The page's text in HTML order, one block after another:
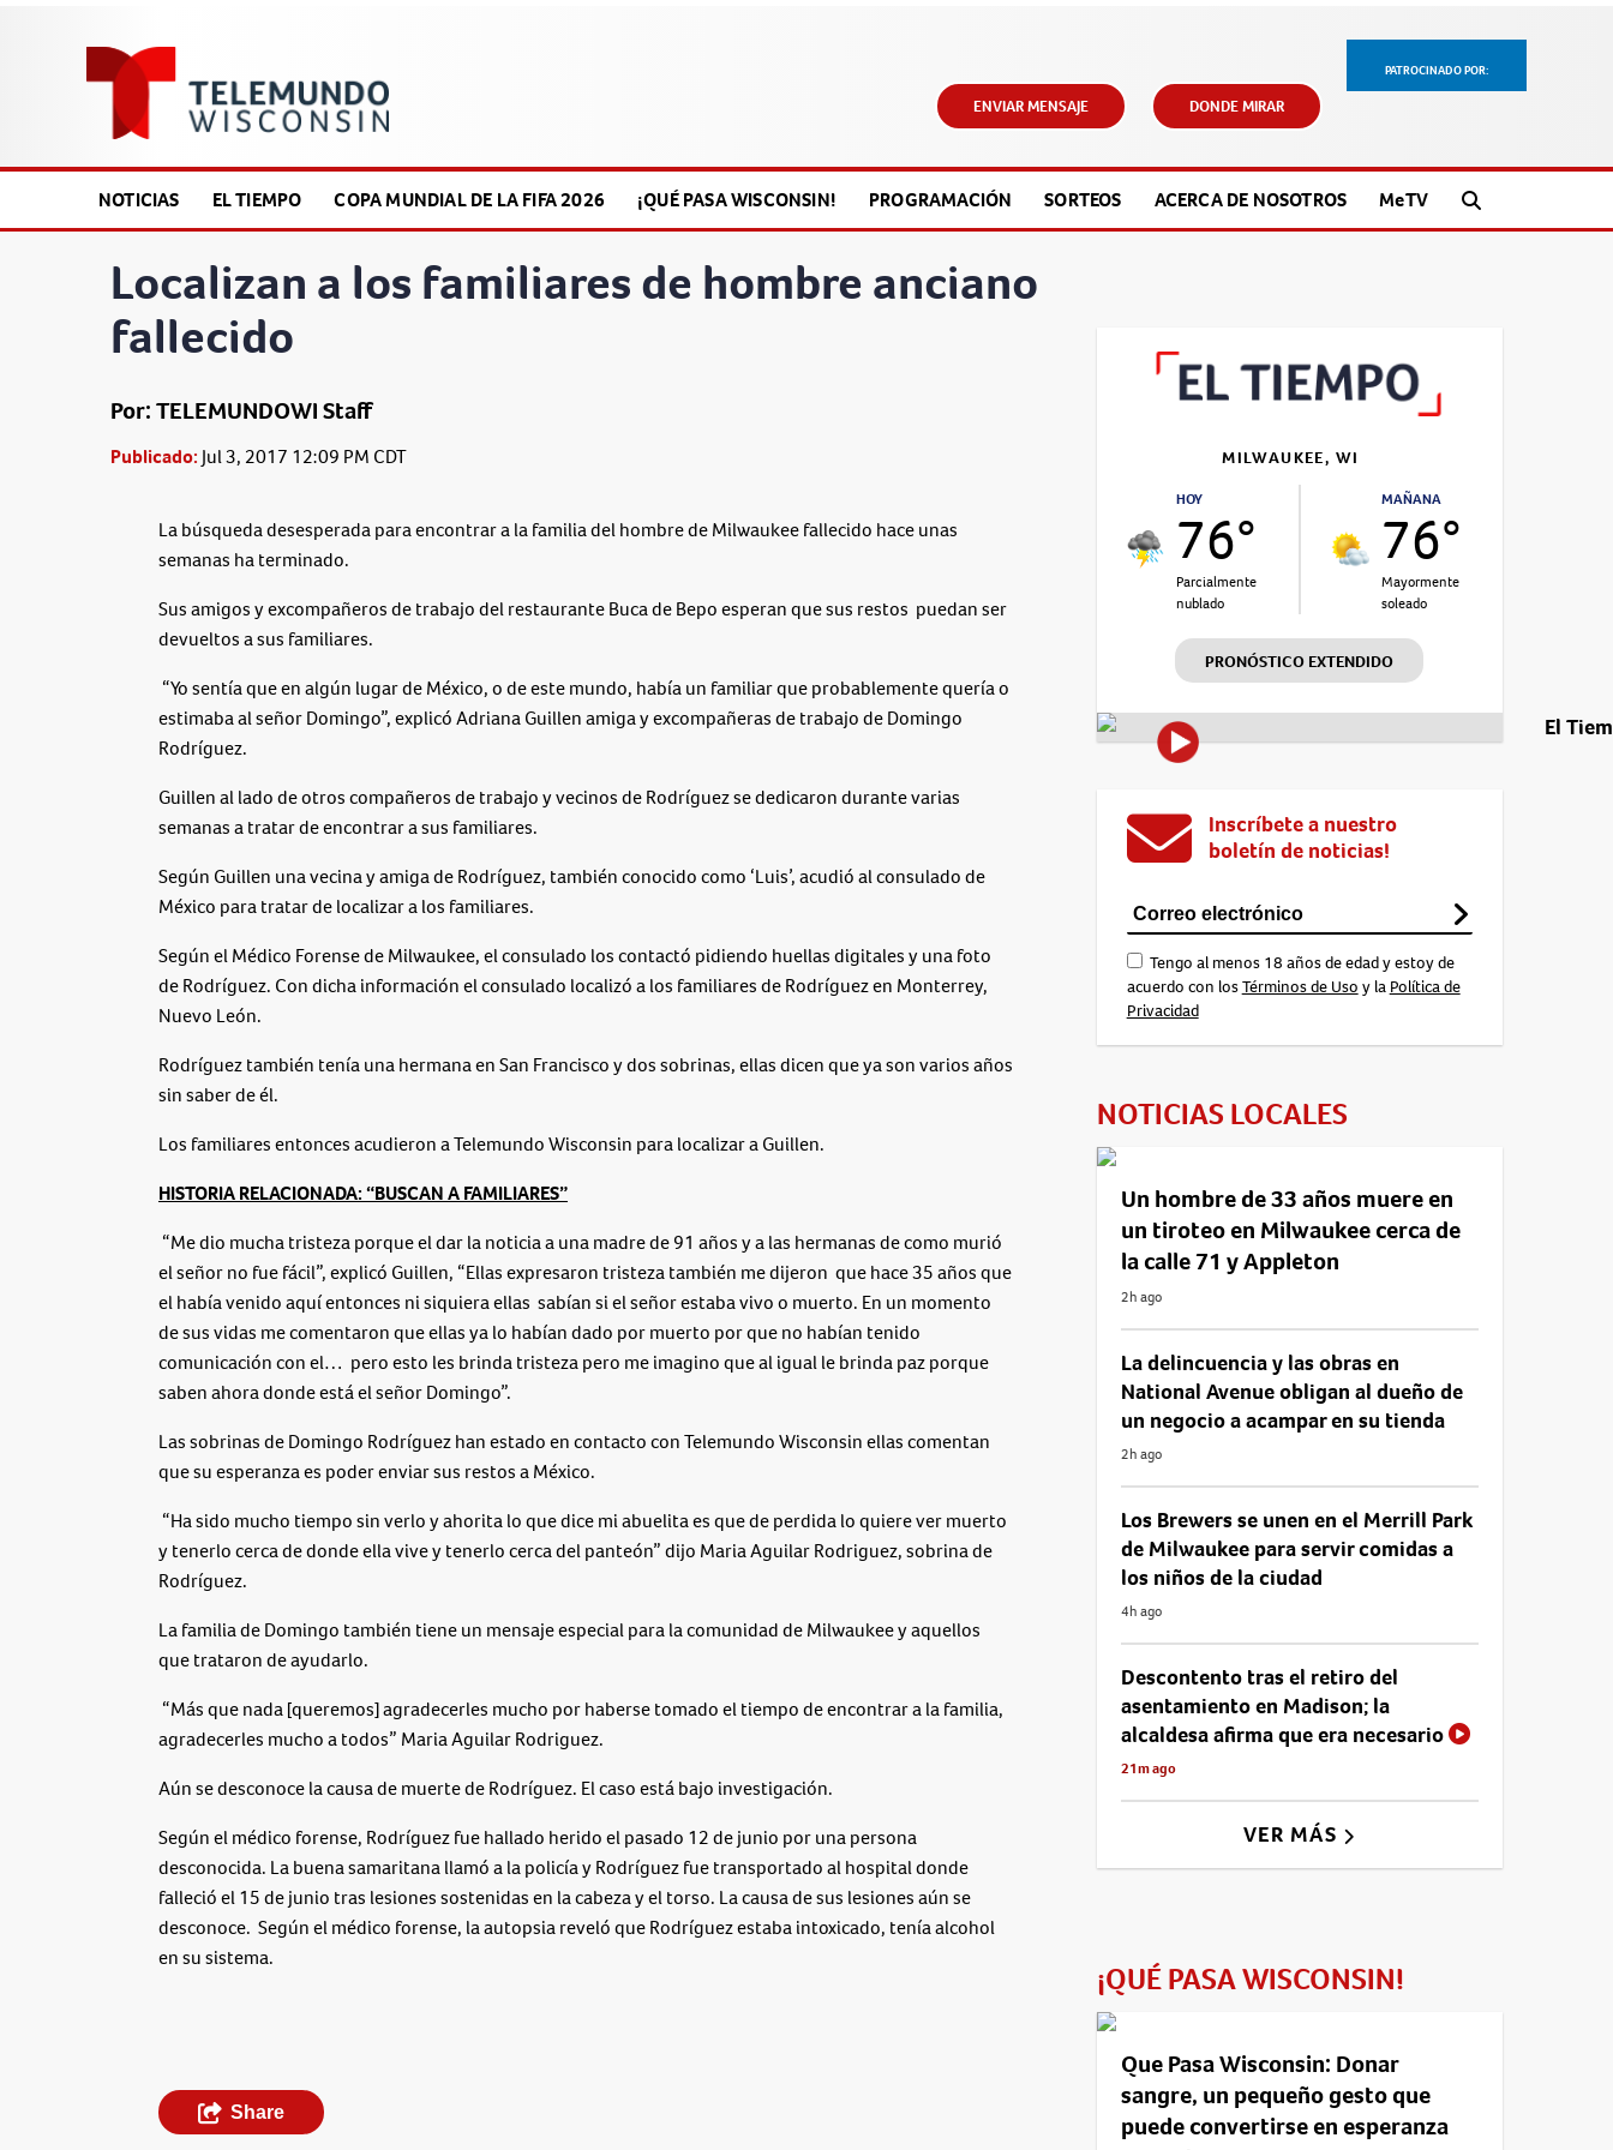
PATROCINADO POR:
ENVIAR MENSAJE DONDE MIRAR
NOTICIAS EL TIEMPO COPA MUNDIAL DE LA FIFA 2026 ¡QUÉ PASA WISCONSIN! PROGRAMACIÓN SORTEOS ACERCA DE NOSOTROS MeTV
Localizan a los familiares de hombre anciano
fallecido
Por: TELEMUNDOWI Staff
Publicado: Jul 3, 2017 12:09 PM CDT
La búsqueda desesperada para encontrar a la familia del hombre de Milwaukee fallecido hace unas
semanas ha terminado.
Sus amigos y excompañeros de trabajo del restaurante Buca de Bepo esperan que sus restos puedan ser
devueltos a sus familiares.
“Yo sentía que en algún lugar de México, o de este mundo, había un familiar que probablemente quería o
estimaba al señor Domingo”, explicó Adriana Guillen amiga y excompañeras de trabajo de Domingo
Rodríguez.
Guillen al lado de otros compañeros de trabajo y vecinos de Rodríguez se dedicaron durante varias
semanas a tratar de encontrar a sus familiares.
Según Guillen una vecina y amiga de Rodríguez, también conocido como ‘Luis’, acudió al consulado de
México para tratar de localizar a los familiares.
Según el Médico Forense de Milwaukee, el consulado los contactó pidiendo huellas digitales y una foto
de Rodríguez. Con dicha información el consulado localizó a los familiares de Rodríguez en Monterrey,
Nuevo León.
Rodríguez también tenía una hermana en San Francisco y dos sobrinas, ellas dicen que ya son varios años
sin saber de él.
Los familiares entonces acudieron a Telemundo Wisconsin para localizar a Guillen.
HISTORIA RELACIONADA: “BUSCAN A FAMILIARES”
“Me dio mucha tristeza porque el dar la noticia a una madre de 91 años y a las hermanas de como murió
el señor no fue fácil”, explicó Guillen, “Ellas expresaron tristeza también me dijeron que hace 35 años que
el había venido aquí entonces ni siquiera ellas sabían si el señor estaba vivo o muerto. En un momento
de sus vidas me comentaron que ellas ya lo habían dado por muerto por que no habían tenido
comunicación con el… pero esto les brinda tristeza pero me imagino que al igual le brinda paz porque
saben ahora donde está el señor Domingo”.
Las sobrinas de Domingo Rodríguez han estado en contacto con Telemundo Wisconsin ellas comentan
que su esperanza es poder enviar sus restos a México.
“Ha sido mucho tiempo sin verlo y ahorita lo que dice mi abuelita es que de perdida lo quiere ver muerto
y tenerlo cerca de donde ella vive y tenerlo cerca del panteón” dijo Maria Aguilar Rodriguez, sobrina de
Rodríguez.
La familia de Domingo también tiene un mensaje especial para la comunidad de Milwaukee y aquellos
que trataron de ayudarlo.
“Más que nada [queremos] agradecerles mucho por haberse tomado el tiempo de encontrar a la familia,
agradecerles mucho a todos” Maria Aguilar Rodriguez.
Aún se desconoce la causa de muerte de Rodríguez. El caso está bajo investigación.
Según el médico forense, Rodríguez fue hallado herido el pasado 12 de junio por una persona
desconocida. La buena samaritana llamó a la policía y Rodríguez fue transportado al hospital donde
falleció el 15 de junio tras lesiones sostenidas en la cabeza y el torso. La causa de sus lesiones aún se
desconoce. Según el médico forense, la autopsia reveló que Rodríguez estaba intoxicado, tenía alcohol
en su sistema.
Share
MILWAUKEE, WI
HOY
76°
Parcialmente
nublado
MAÑANA
76°
Mayormente
soleado
PRONÓSTICO EXTENDIDO
El
Inscríbete a nuestro
boletín de noticias!
Tengo al menos 18 años de edad y estoy de
acuerdo con losTérminos de Uso y la Política de
Privacidad
NOTICIAS LOCALES
Un hombre de 33 años muere en
un tiroteo en Milwaukee cerca de
la calle 71 y Appleton
2h ago
La delincuencia y las obras en
National Avenue obligan al dueño de
un negocio a acampar en su tienda
2h ago
Los Brewers se unen en el Merrill Park
de Milwaukee para servir comidas a
los niños de la ciudad
4h ago
Descontento tras el retiro del
asentamiento en Madison; la
alcaldesa afirma que era necesario
21m ago
VER MÁS
¡QUÉ PASA WISCONSIN!
Que Pasa Wisconsin: Donar
sangre, un pequeño gesto que
puede convertirse en esperanza